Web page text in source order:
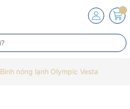
Bình nóng lạnh Olympic Vesta